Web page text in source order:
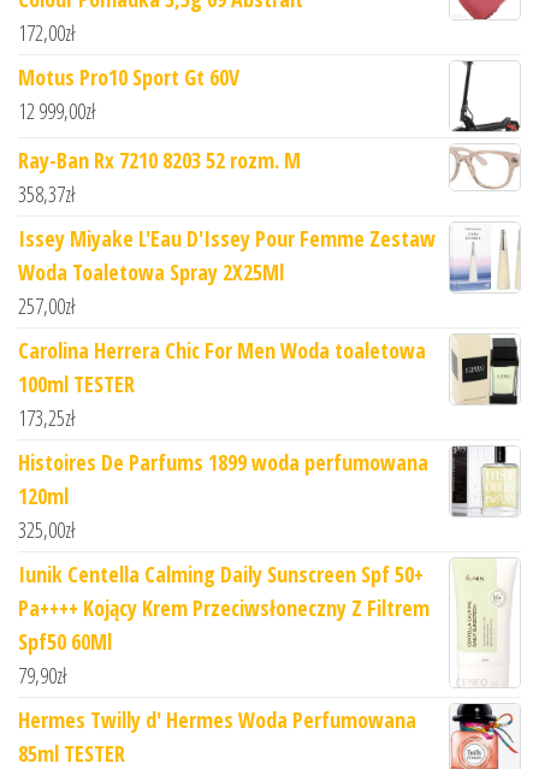
172,00zł
Motus Pro10 Sport Gt 60V
12 999,00zł
Ray-Ban Rx 7210 8203 52 rozm. M
358,37zł
Issey Miyake L'Eau D'Issey Pour Femme Zestaw
Woda Toaletowa Spray 2X25Ml
257,00zł
Carolina Herrera Chic For Men Woda toaletowa
100ml TESTER
173,25zł
Histoires De Parfums 1899 woda perfumowana
120ml
325,00zł
Iunik Centella Calming Daily Sunscreen Spf 50+
Pa++++ Kojący Krem Przeciwsłoneczny Z Filtrem
Spf50 60Ml
79,90zł
Hermes Twilly d' Hermes Woda Perfumowana
85ml TESTER